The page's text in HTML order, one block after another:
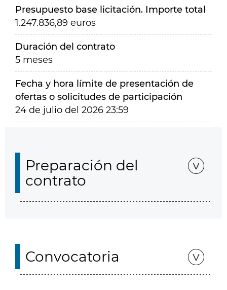
Presupuesto base licitación. Importe total
1.247.836,89 euros
Duración del contrato
5 meses
Fecha y hora límite de presentación de
ofertas o solicitudes de participación
24 de julio del 2026 23:59
Preparación del
contrato
Convocatoria